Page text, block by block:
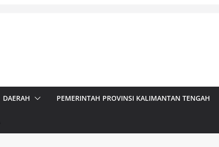
DAERAH PEMERINTAH PROVINSI KALIMANTAN TENGAH